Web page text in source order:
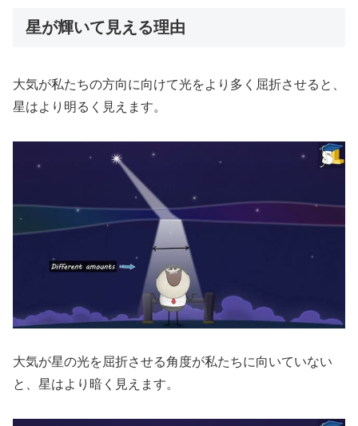
星が輝いて見える理由
大気が私たちの方向に向けて光をより多く屈折させると、
星はより明るく見えます。
大気が星の光を屈折させる角度が私たちに向いていない
と、星はより暗く見えます。